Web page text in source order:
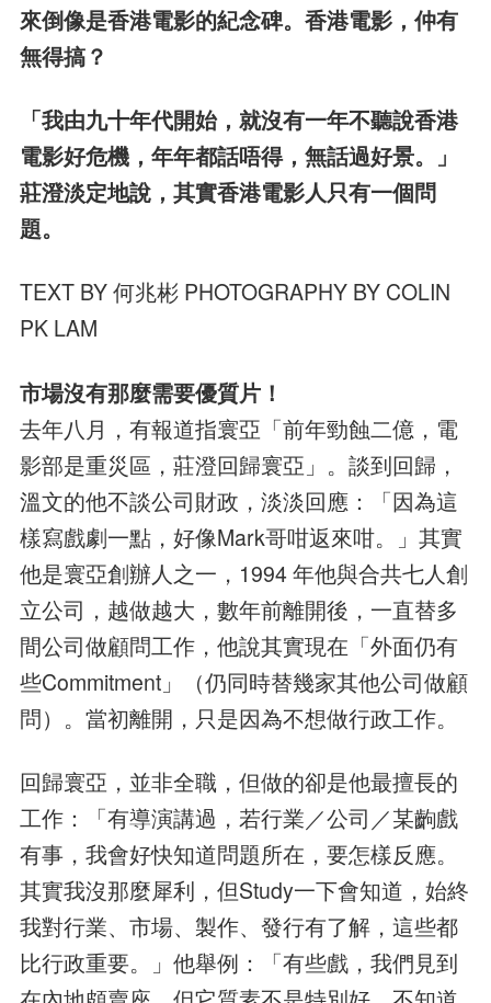
來倒像是香港電影的紀念碑。香港電影，仲有
無得搞？
「我由九十年代開始，就沒有一年不聽說香港
電影好危機， 年年都話唔得，無話過好景。」
莊澄淡定地說，其實香港電影人只有一個問
題。
TEXT BY 何兆彬 PHOTOGRAPHY BY COLIN
PK LAM
市場沒有那麼需要優質片！
去年八月，有報道指寰亞「前年勁蝕二億，電
影部是重災區，莊澄回歸寰亞」。談到回歸，
溫文的他不談公司財政，淡淡回應：「因為這
樣寫戲劇一點，好像Mark哥咁返來咁。」其實
他是寰亞創辦人之一，1994 年他與合共七人創
立公司，越做越大，數年前離開後，一直替多
間公司做顧問工作，他說其實現在「外面仍有
些Commitment」（仍同時替幾家其他公司做顧
問）。當初離開，只是因為不想做行政工作。
回歸寰亞，並非全職，但做的卻是他最擅長的
工作：「有導演講過，若行業／公司／某齣戲
有事，我會好快知道問題所在，要怎樣反應。
其實我沒那麼犀利，但Study一下會知道，始終
我對行業、市場、製作、發行有了解，這些都
比行政重要。」他舉例：「有些戲，我們見到